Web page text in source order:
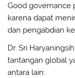
Good governance
karena dapat
dan pengabdian
Dr. Sri
tantangan global
antara lain: